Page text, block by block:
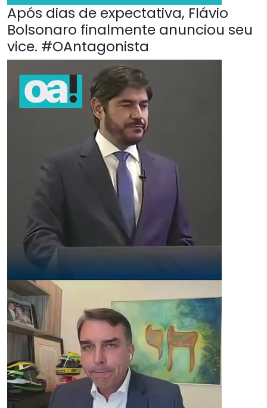
Após dias de expectativa, Flávio
Bolsonaro finalmente anunciou seu
vice. #OAntagonista